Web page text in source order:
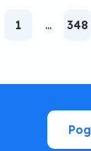
1 ... 348